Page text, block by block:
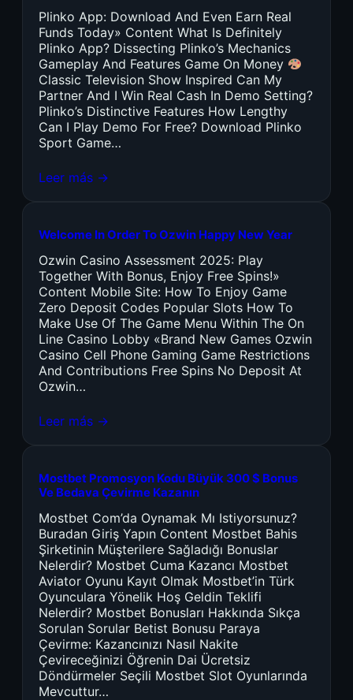
Plinko App: Download And Even Earn Real
Funds Today» Content What Is Definitely
Plinko App? Dissecting Plinko’s Mechanics
Gameplay And Features Game On Money
Classic Television Show Inspired Can My
Partner And I Win Real Cash In Demo Setting?
Plinko’s Distinctive Features How Lengthy
Can I Play Demo For Free? Download Plinko
Sport Game…
Leer más →
Welcome In Order To Ozwin Happy New Year
Ozwin Casino Assessment 2025: Play
Together With Bonus, Enjoy Free Spins!»
Content Mobile Site: How To Enjoy Game
Zero Deposit Codes Popular Slots How To
Make Use Of The Game Menu Within The On
Line Casino Lobby «Brand New Games Ozwin
Casino Cell Phone Gaming Game Restrictions
And Contributions Free Spins No Deposit At
Ozwin…
Leer más →
Mostbet Promosyon Kodu Büyük 300 $ Bonus
Ve Bedava Çevirme Kazanın
Mostbet Com’da Oynamak Mı Istiyorsunuz?
Buradan Giriş Yapın Content Mostbet Bahis
Şirketinin Müşterilere Sağladığı Bonuslar
Nelerdir? Mostbet Cuma Kazancı Mostbet
Aviator Oyunu Kayıt Olmak Mostbet’in Türk
Oyunculara Yönelik Hoş Geldin Teklifi
Nelerdir? Mostbet Bonusları Hakkında Sıkça
Sorulan Sorular Betist Bonusu Paraya
Çevirme: Kazancınızı Nasıl Nakite
Çevireceğinizi Öğrenin Dai Ücretsiz
Döndürmeler Seçili Mostbet Slot Oyunlarında
Mevcuttur…